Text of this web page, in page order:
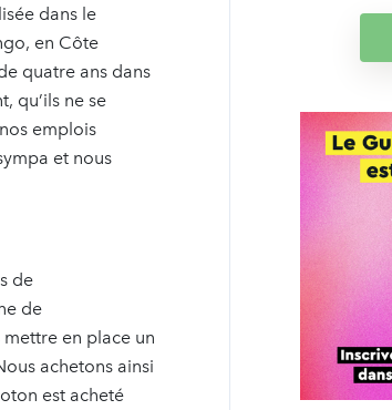
dans le
en Côte
quatre ans dans
qu’ils ne se
emplois
et nous
de
de
en place un
achetons ainsi
est acheté